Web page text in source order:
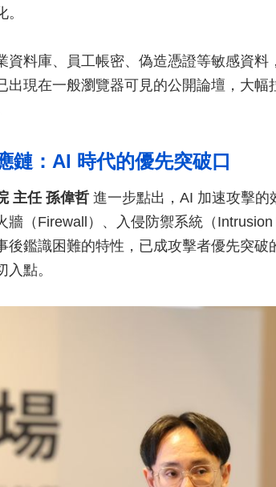
資料庫、員工帳密、偽造憑證等敏感資料
出現在一般瀏覽器可見的公開論壇，大
鏈：AI 時代的優先突破口
主任 孫偉哲 進一步點出，AI 加速攻擊的
牆（Firewall）、入侵防禦系統（
後鑑識困難的特性，已成攻擊者優先突
點。